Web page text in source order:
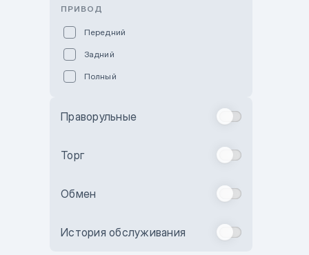
Бежевый
Комбинированный
ПРИВОД
Передний
Задний
Полный
Праворульные
Торг
Обмен
История обслуживания